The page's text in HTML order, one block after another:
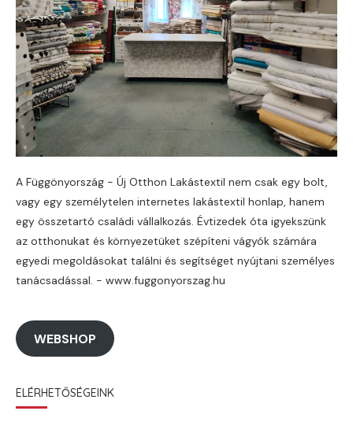
A Függönyország - Új Otthon Lakástextil nem csak egy bolt,
vagy egy személytelen internetes lakástextil honlap, hanem
egy összetartó családi vállalkozás. Évtizedek óta igyekszünk
az otthonukat és környezetüket szépíteni vágyók számára
egyedi megoldásokat találni és segítséget nyújtani személyes
tanácsadással. - www.fuggonyorszag.hu
WEBSHOP
ELÉRHETŐSÉGEINK